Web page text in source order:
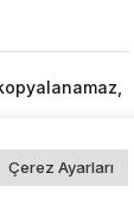
Çerez Ayarları